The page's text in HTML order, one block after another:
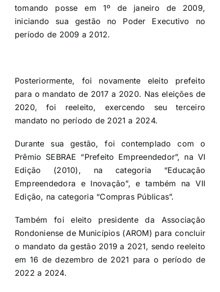
tomando posse em 1º de janeiro de 2009,
iniciando sua gestão no Poder Executivo no
período de 2009 a 2012.
Posteriormente, foi novamente eleito prefeito
para o mandato de 2017 a 2020. Nas eleições de
2020, foi reeleito, exercendo seu terceiro
mandato no período de 2021 a 2024.
Durante sua gestão, foi contemplado com o
Prêmio SEBRAE “Prefeito Empreendedor”, na VI
Edição (2010), na categoria “Educação
Empreendedora e Inovação”, e também na VII
Edição, na categoria “Compras Públicas”.
Também foi eleito presidente da Associação
Rondoniense de Municípios (AROM) para concluir
o mandato da gestão 2019 a 2021, sendo reeleito
em 16 de dezembro de 2021 para o período de
2022 a 2024.